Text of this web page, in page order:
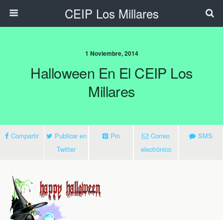
CEIP Los Millares
1 Noviembre, 2014
Halloween En El CEIP Los
Millares
Compartir
Publicar en
Twitter
Pin
Correo
electrónico
SMS